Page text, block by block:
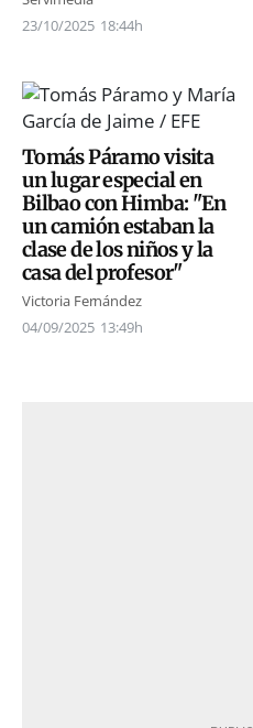
23/10/2025 18:44h
Tomás Páramo visita
un lugar especial en
Bilbao con Himba: "En
un camión estaban la
clase de los niños y la
casa del profesor"
Victoria Fernández
04/09/2025 13:49h